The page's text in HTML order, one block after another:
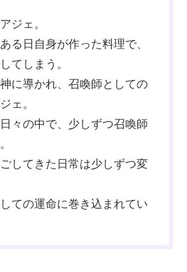
ジェ。
る日自身が作った料理で、
てしまう。
に導かれ、召喚師としての
ェ。
々の中で、少しずつ召喚師
してきた日常は少しずつ変
ての運命に巻き込まれてい